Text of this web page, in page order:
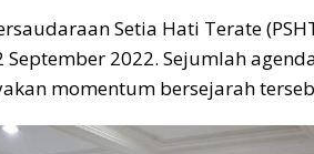
Setia Hati Terate
2022. Sejumlah
momentum bersejarah